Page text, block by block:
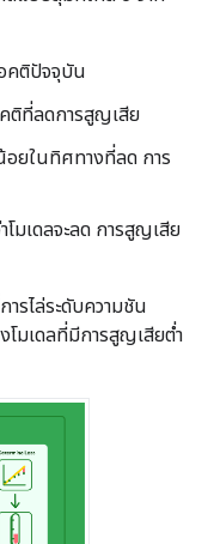
คติปัจจุบัน
ติที่ลดการสูญเสีย
อยในทิศทางที่ลด การ
มเดลจะลด การสูญเสีย
รไล่ระดับความชัน
โมเดลที่มีการสูญเสียต่ำ